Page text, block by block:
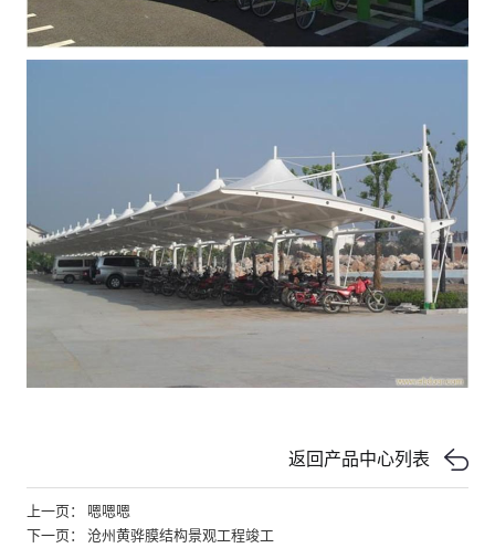
返回产品中心列表
上一页： 嗯嗯嗯
下一页： 沧州黄骅膜结构景观工程竣工